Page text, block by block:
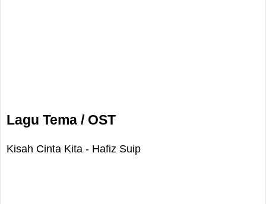
Lagu Tema / OST
Kisah Cinta Kita - Hafiz Suip